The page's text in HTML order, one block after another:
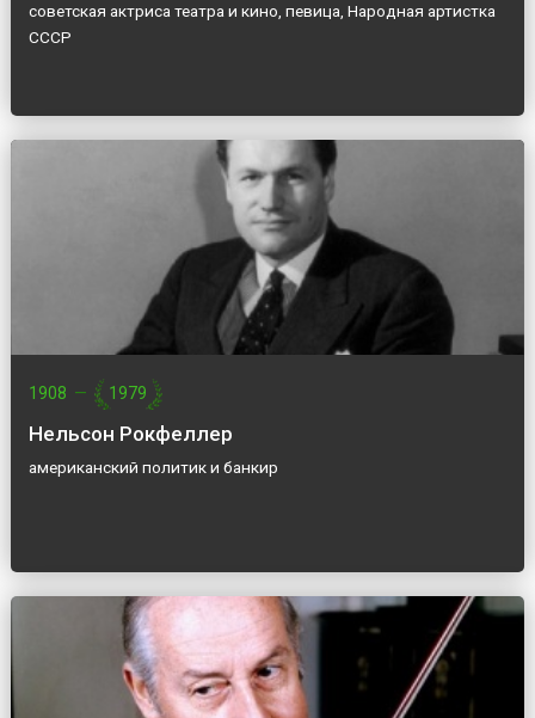
советская актриса театра и кино, певица, Народная артистка
СССР
1908 — 1979
Нельсон Рокфеллер
американский политик и банкир